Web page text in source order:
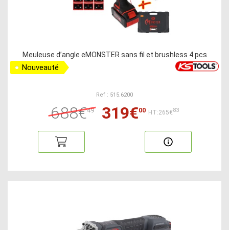
Meuleuse d’angle eMONSTER sans fil et brushless 4 pcs
Nouveauté
Ref : 515.6200
688€49 319€00 HT:265€83